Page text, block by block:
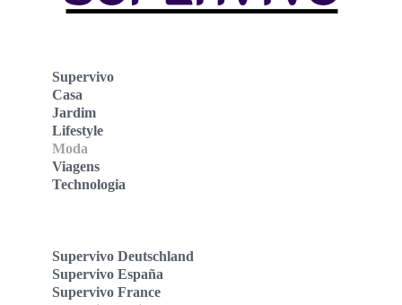
Supervivo
Casa
Jardim
Lifestyle
Moda
Viagens
Technologia
Supervivo Deutschland
Supervivo España
Supervivo France